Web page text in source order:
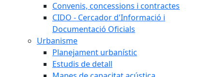
Convenis, concessions i contractes
CIDO - Cercador d'Informació i
Documentació Oficials
Urbanisme
Planejament urbanístic
Estudis de detall